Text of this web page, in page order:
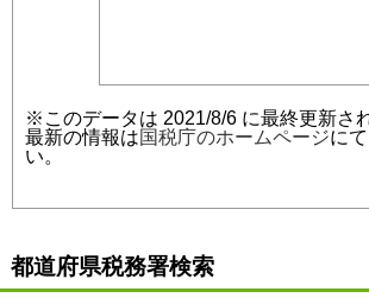
※このデータは 2021/8/6 に最終更新さ
最新の情報は国税庁のホームページに
い。
都道府県税務署検索